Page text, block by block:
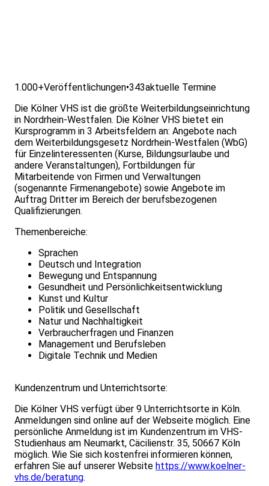
1.000+Veröffentlichungen•343aktuelle Termine
Die Kölner VHS ist die größte Weiterbildungseinrichtung
in Nordrhein-Westfalen. Die Kölner VHS bietet ein
Kursprogramm in 3 Arbeitsfeldern an: Angebote nach
dem Weiterbildungsgesetz Nordrhein-Westfalen (WbG)
für Einzelinteressenten (Kurse, Bildungsurlaube und
andere Veranstaltungen), Fortbildungen für
Mitarbeitende von Firmen und Verwaltungen
(sogenannte Firmenangebote) sowie Angebote im
Auftrag Dritter im Bereich der berufsbezogenen
Qualifizierungen.
Themenbereiche:
Sprachen
Deutsch und Integration
Bewegung und Entspannung
Gesundheit und Persönlichkeitsentwicklung
Kunst und Kultur
Politik und Gesellschaft
Natur und Nachhaltigkeit
Verbraucherfragen und Finanzen
Management und Berufsleben
Digitale Technik und Medien
Kundenzentrum und Unterrichtsorte:
Die Kölner VHS verfügt über 9 Unterrichtsorte in Köln.
Anmeldungen sind online auf der Webseite möglich. Eine
persönliche Anmeldung ist im Kundenzentrum im VHS-
Studienhaus am Neumarkt, Cäcilienstr. 35, 50667 Köln
möglich. Wie Sie sich kostenfrei informieren können,
erfahren Sie auf unserer Website https://www.koelner-
vhs.de/beratung.